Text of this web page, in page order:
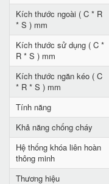
Kích thước ngoài ( C * R
* S ) mm
Kích thước sử dụng ( C *
R * S ) mm
Kích thước ngăn kéo ( C
* R * S ) mm
Tính năng
Khả năng chống cháy
Hệ thống khóa liên hoàn
thông minh
Thương hiệu